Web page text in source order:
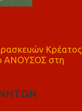
Κρέατος
ΑΝΟΥΣΟΣ στη